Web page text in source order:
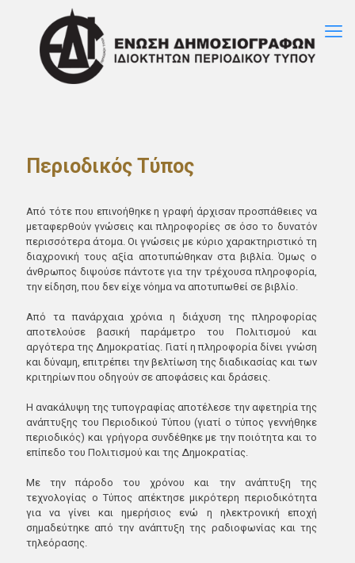
Περιοδικός Τύπος
Από τότε που επινοήθηκε η γραφή άρχισαν προσπάθειες να
μεταφερθούν γνώσεις και πληροφορίες σε όσο το δυνατόν
περισσότερα άτομα. Οι γνώσεις με κύριο χαρακτηριστικό τη
διαχρονική τους αξία αποτυπώθηκαν στα βιβλία. Όμως ο
άνθρωπος διψούσε πάντοτε για την τρέχουσα πληροφορία,
την είδηση, που δεν είχε νόημα να αποτυπωθεί σε βιβλίο.
Από τα πανάρχαια χρόνια η διάχυση της πληροφορίας
αποτελούσε βασική παράμετρο του Πολιτισμού και
αργότερα της Δημοκρατίας. Γιατί η πληροφορία δίνει γνώση
και δύναμη, επιτρέπει την βελτίωση της διαδικασίας και των
κριτηρίων που οδηγούν σε αποφάσεις και δράσεις.
Η ανακάλυψη της τυπογραφίας αποτέλεσε την αφετηρία της
ανάπτυξης του Περιοδικού Τύπου (γιατί ο τύπος γεννήθηκε
περιοδικός) και γρήγορα συνδέθηκε με την ποιότητα και το
επίπεδο του Πολιτισμού και της Δημοκρατίας.
Με την πάροδο του χρόνου και την ανάπτυξη της
τεχνολογίας ο Tύπος απέκτησε μικρότερη περιοδικότητα
για να γίνει και ημερήσιος ενώ η ηλεκτρονική εποχή
σημαδεύτηκε από την ανάπτυξη της ραδιοφωνίας και της
τηλεόρασης.